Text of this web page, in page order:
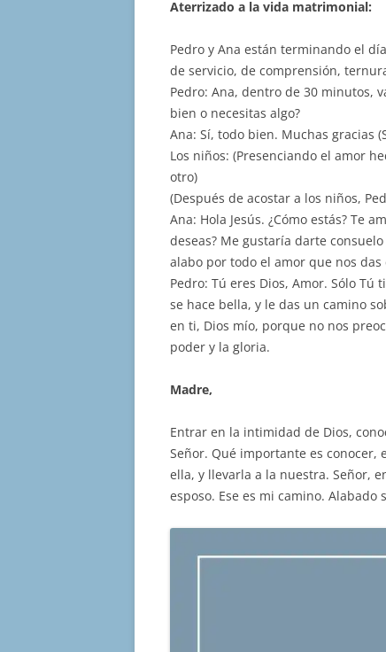
Aterrizado a la vida matrimonial:
Pedro y Ana están terminando el
de servicio, de comprensión,
Pedro: Ana, dentro de 30 minutos,
bien o necesitas algo?
Ana: Sí, todo bien. Muchas gracias
Los niños: (Presenciando el amor
otro)
(Después de acostar a los niños,
Ana: Hola Jesús. ¿Cómo estás? Te
deseas? Me gustaría darte
alabo por todo el amor que nos das
Pedro: Tú eres Dios, Amor. Sólo
se hace bella, y le das un camino
en ti, Dios mío, porque no nos
poder y la gloria.
Madre,
Entrar en la intimidad de Dios,
Señor. Qué importante es
ella, y llevarla a la nuestra. Señor,
esposo. Ese es mi camino. Alabado